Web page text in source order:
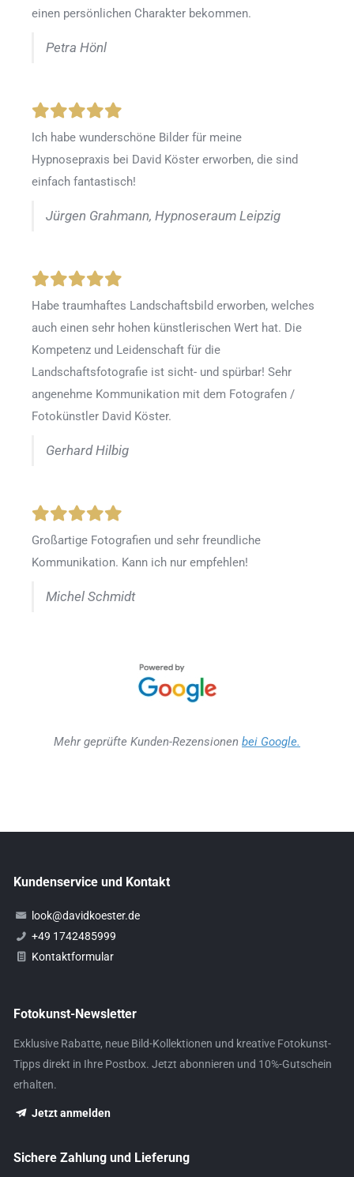
einen persönlichen Charakter bekommen.
Petra Hönl
Ich habe wunderschöne Bilder für meine
Hypnosepraxis bei David Köster erworben, die sind
einfach fantastisch!
Jürgen Grahmann, Hypnoseraum Leipzig
Habe traumhaftes Landschaftsbild erworben, welches
auch einen sehr hohen künstlerischen Wert hat. Die
Kompetenz und Leidenschaft für die
Landschaftsfotografie ist sicht- und spürbar! Sehr
angenehme Kommunikation mit dem Fotografen /
Fotokünstler David Köster.
Gerhard Hilbig
Großartige Fotografien und sehr freundliche
Kommunikation. Kann ich nur empfehlen!
Michel Schmidt
Mehr geprüfte Kunden-Rezensionen bei Google.
Kundenservice und Kontakt
look@davidkoester.de
+49 1742485999
Kontaktformular
Fotokunst-Newsletter
Exklusive Rabatte, neue Bild-Kollektionen und kreative Fotokunst-
Tipps direkt in Ihre Postbox. Jetzt abonnieren und 10%-Gutschein
erhalten.
Jetzt anmelden
Sichere Zahlung und Lieferung